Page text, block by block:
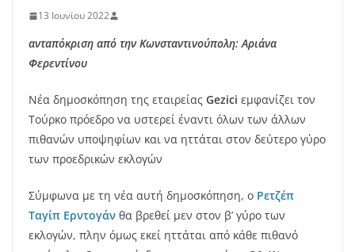
13 Ιουνίου 2022
ανταπόκριση από την Κωνσταντινούπολη: Αριάνα
Φερεντίνου
Νέα δημοσκόπηση της εταιρείας Gezici εμφανίζει τον
Τούρκο πρόεδρο να υστερεί έναντι όλων των άλλων
πιθανών υποψηφίων και να ηττάται στον δεύτερο γύρο
των προεδρικών εκλογών
Σύμφωνα με τη νέα αυτή δημοσκόπηση, ο Ρετζέπ
Ταγίπ Ερντογάν θα βρεθεί μεν στον β’ γύρο των
εκλογών, πλην όμως εκεί ηττάται από κάθε πιθανό